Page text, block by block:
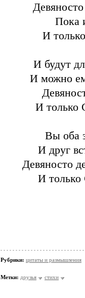
Пока
И
И будут
И можно
И только
Вы оба
И друг
Девяносто
И только
Рубрики: цитаты и размышления
Метки: друзья стихи